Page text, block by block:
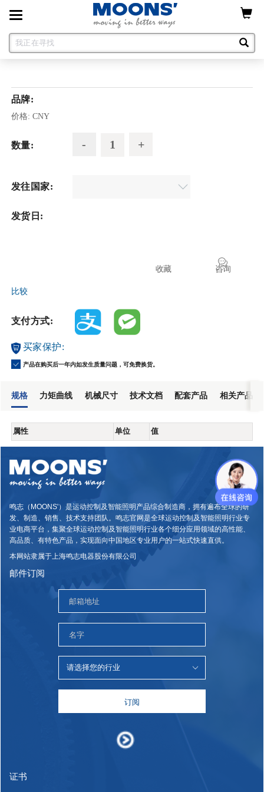
Toggle
navigation
品牌:
价格: CNY
数量:
发往国家:
发货日:
咨询
收藏
比较
支付方式:
买家保护:
产品在购买后一年内如发生质量问题，可免费换货。
规格 力矩曲线 机械尺寸 技术文档 配套产品 相关产品
属性 单位 值
鸣志（MOONS'）是运动控制及智能照明产品综合制造商，拥有遍布全球的研
发、制造、销售、技术支持团队。鸣志官网是全球运动控制及智能照明行业专
业电商平台，集聚全球运动控制及智能照明行业各个细分应用领域的高性能、
高品质、有特色产品，实现面向中国地区专业用户的一站式快速直供。
本网站隶属于上海鸣志电器股份有限公司
邮件订阅
订阅
证书